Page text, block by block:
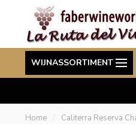
WIJNASSORTIMENT
Wij leveren ook aan België
Duitsland en Luxemburg
Home / Caliterra Reserva